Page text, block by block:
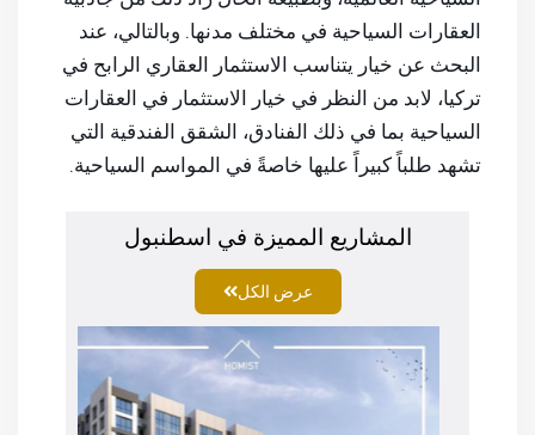
العقارات السياحية في مختلف مدنها. وبالتالي، عند
البحث عن خيار يتناسب الاستثمار العقاري الرابح في
تركيا، لابد من النظر في خيار الاستثمار في العقارات
السياحية بما في ذلك الفنادق، الشقق الفندقية التي
تشهد طلباً كبيراً عليها خاصةً في المواسم السياحية.
المشاريع المميزة في اسطنبول
عرض الكل